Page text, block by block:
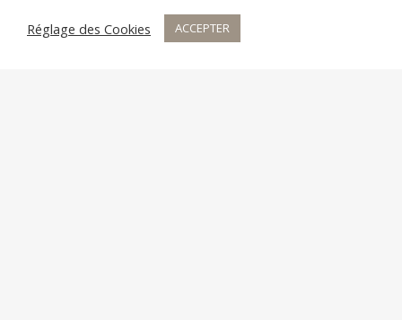
Réglage des Cookies
ACCEPTER